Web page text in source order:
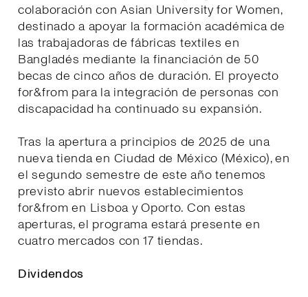
colaboración con Asian University for Women,
destinado a apoyar la formación académica de
las trabajadoras de fábricas textiles en
Bangladés mediante la financiación de 50
becas de cinco años de duración. El proyecto
for&from para la integración de personas con
discapacidad ha continuado su expansión.
Tras la apertura a principios de 2025 de una
nueva tienda en Ciudad de México (México), en
el segundo semestre de este año tenemos
previsto abrir nuevos establecimientos
for&from en Lisboa y Oporto. Con estas
aperturas, el programa estará presente en
cuatro mercados con 17 tiendas.
Dividendos